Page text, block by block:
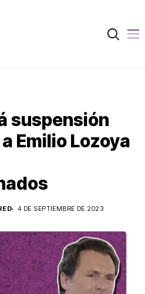
suspensión
Emilio Lozoya
4 DE SEPTIEMBRE DE 2023